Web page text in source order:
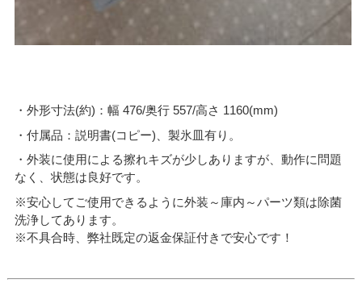
・外形寸法(約)：幅 476/奥行 557/高さ 1160(mm)
・付属品：説明書(コピー)、製氷皿有り。
・外装に使用による擦れキズが少しありますが、動作に問題
なく、状態は良好です。
※安心してご使用できるように外装～庫内～パーツ類は除菌
洗浄してあります。
※不具合時、弊社既定の返金保証付きで安心です！